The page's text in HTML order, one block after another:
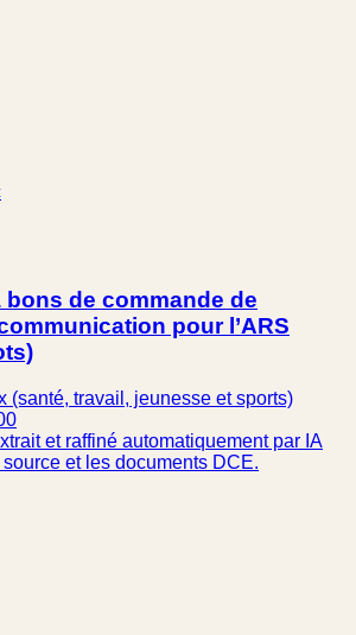
de commande de
pour l’ARS
(santé, travail, jeunesse et sports)
et raffiné automatiquement par IA
et les documents DCE.